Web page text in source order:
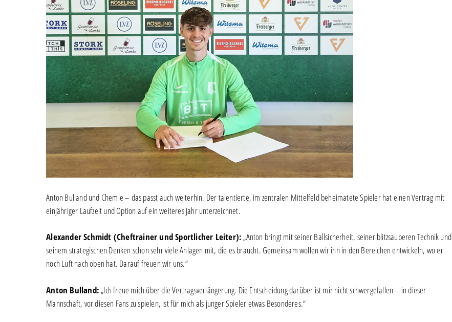
Anton Bulland und Chemie – das passt auch weiterhin. Der talentierte, im zentralen Mittelfeld beheimatete Spieler hat einen Vertrag mit
einjähriger Laufzeit und Option auf ein weiteres Jahr unterzeichnet.
Alexander Schmidt (Cheftrainer und Sportlicher Leiter):„Anton bringt mit seiner Ballsicherheit, seiner blitzsauberen Technik und
seinem strategischen Denken schon sehr viele Anlagen mit, die es braucht. Gemeinsam wollen wir ihn in den Bereichen entwickeln, wo er
noch Luft nach oben hat. Darauf freuen wir uns.“
Anton Bulland: „Ich freue mich über die Vertragsverlängerung. Die Entscheidung darüber ist mir nicht schwergefallen – in dieser
Mannschaft, vor diesen Fans zu spielen, ist für mich als junger Spieler etwas Besonderes.“